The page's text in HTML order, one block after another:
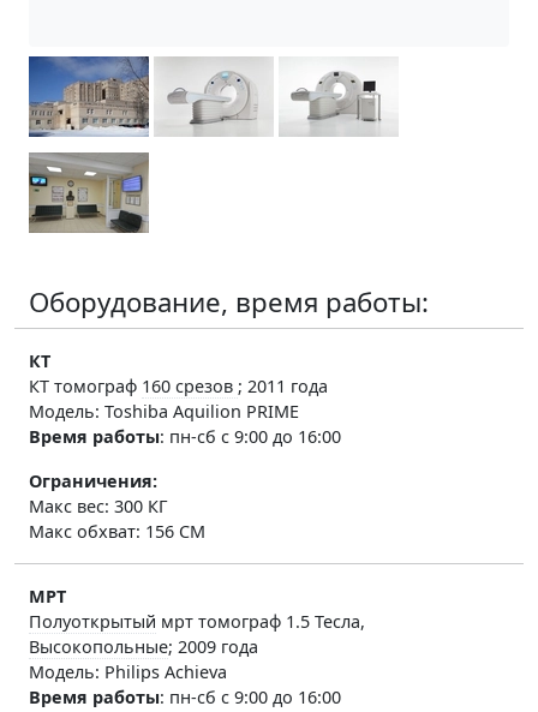
Оборудование, время работы:
КТ
КТ томограф 160 срезов ; 2011 года
Модель: Toshiba Aquilion PRIME
Время работы: пн-сб с 9:00 до 16:00
Ограничения:
Макс вес: 300 КГ
Макс обхват: 156 СМ
МРТ
Полуоткрытый мрт томограф 1.5 Тесла,
Высокопольные; 2009 года
Модель: Philips Achieva
Время работы: пн-сб с 9:00 до 16:00